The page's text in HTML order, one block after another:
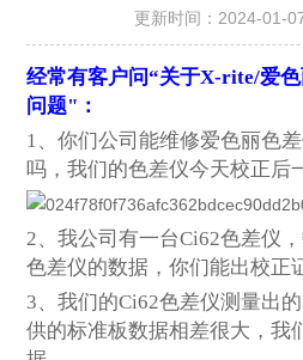
更新时间：2024-01-
经常有客户问“关于X-rite/爱
问题"：
1、你们公司能维修爱色丽色
吗，我们的色差仪今天校正后
2、我公司有一台Ci62色差仪
色差仪的数据，你们能出校正
3、我们的Ci62色差仪测量出
供的标准板数据相差很大，我